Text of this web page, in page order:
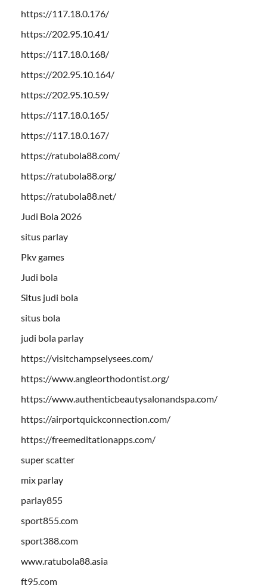
https://117.18.0.176/
https://202.95.10.41/
https://117.18.0.168/
https://202.95.10.164/
https://202.95.10.59/
https://117.18.0.165/
https://117.18.0.167/
https://ratubola88.com/
https://ratubola88.org/
https://ratubola88.net/
Judi Bola 2026
situs parlay
Pkv games
Judi bola
Situs judi bola
situs bola
judi bola parlay
https://visitchampselysees.com/
https://www.angleorthodontist.org/
https://www.authenticbeautysalonandspa.com/
https://airportquickconnection.com/
https://freemeditationapps.com/
super scatter
mix parlay
parlay855
sport855.com
sport388.com
www.ratubola88.asia
ft95.com